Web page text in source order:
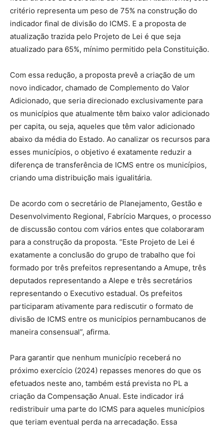
critério representa um peso de 75% na construção do
indicador final de divisão do ICMS. E a proposta de
atualização trazida pelo Projeto de Lei é que seja
atualizado para 65%, mínimo permitido pela Constituição.
Com essa redução, a proposta prevê a criação de um
novo indicador, chamado de Complemento do Valor
Adicionado, que seria direcionado exclusivamente para
os municípios que atualmente têm baixo valor adicionado
per capita, ou seja, aqueles que têm valor adicionado
abaixo da média do Estado. Ao canalizar os recursos para
esses municípios, o objetivo é exatamente reduzir a
diferença de transferência de ICMS entre os municípios,
criando uma distribuição mais igualitária.
De acordo com o secretário de Planejamento, Gestão e
Desenvolvimento Regional, Fabrício Marques, o processo
de discussão contou com vários entes que colaboraram
para a construção da proposta. “Este Projeto de Lei é
exatamente a conclusão do grupo de trabalho que foi
formado por três prefeitos representando a Amupe, três
deputados representando a Alepe e três secretários
representando o Executivo estadual. Os prefeitos
participaram ativamente para rediscutir o formato de
divisão de ICMS entre os municípios pernambucanos de
maneira consensual”, afirma.
Para garantir que nenhum município receberá no
próximo exercício (2024) repasses menores do que os
efetuados neste ano, também está prevista no PL a
criação da Compensação Anual. Este indicador irá
redistribuir uma parte do ICMS para aqueles municípios
que teriam eventual perda na arrecadação. Essa